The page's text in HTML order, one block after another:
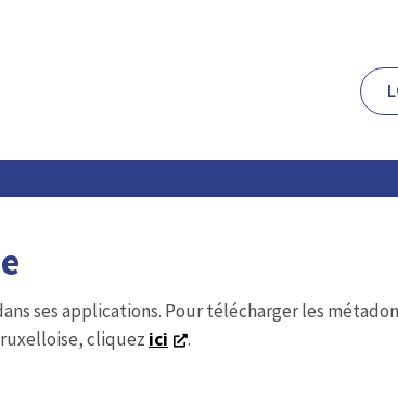
ses applications. Pour télécharger les
cliquez ici .